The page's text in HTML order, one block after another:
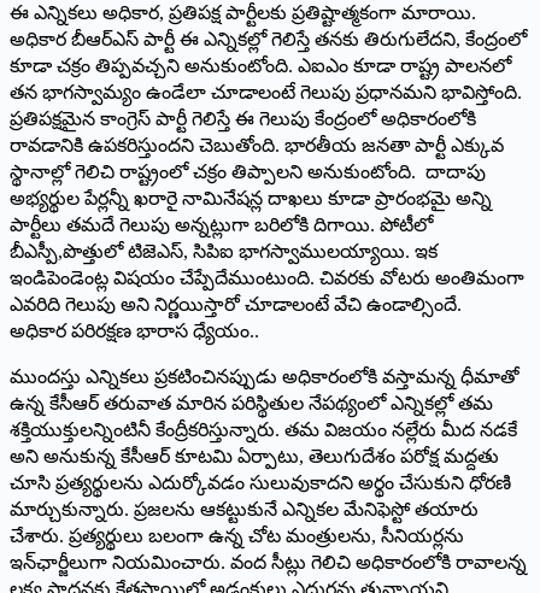
ఈ ఎన్నికలు అధికార, ప్రతిపక్ష పార్టీలకు ప్రతిష్టాత్మకంగా మారాయి.
అధికార బీఆర్‌ఎస్‌ పార్టీ ఈ ఎన్నికల్లో గెలిస్తే తనకు తిరుగులేదని, కేంద్రంలో
కూడా చక్రం తిప్పవచ్చని అనుకుంటోంది. ఎఐఎం కూడా రాష్ట్ర పాలనలో
తన భాగస్వామ్యం ఉండేలా చూడాలంటే గెలుపు ప్రధానమని భావిస్తోంది.
ప్రతిపక్షమైన కాంగ్రెస్‌ పార్టీ గెలిస్తే ఈ గెలుపు కేంద్రంలో అధికారంలోకి
రావడానికి ఉపకరిస్తుందని చెబుతోంది. భారతీయ జనతా పార్టీ ఎక్కువ
స్థానాల్లో గెలిచి రాష్ట్రంలో చక్రం తిప్పాలని అనుకుంటోంది. దాదాపు
అభ్యర్థుల పేర్లన్నీ ఖరారై నామినేషన్ల దాఖలు కూడా ప్రారంభమై అన్ని
పార్టీలు తమదే గెలుపు అన్నట్లుగా బరిలోకి దిగాయి. పోటీలో
బీఎస్పీ,పొత్తులో టిజెఎస్‌, సిపిఐ భాగస్వాములయ్యాయి. ఇక
ఇండిపెండెంట్ల విషయం చేప్పేదేముంటుంది. చివరకు వోటరు అంతిమంగా
ఎవరిది గెలుపు అని నిర్ణయిస్తారో చూడాలంటే వేచి ఉండాల్సిందే.
అధికార పరిరక్షణ భారాస ధ్యేయం..
ముందస్తు ఎన్నికలు ప్రకటించినప్పుడు అధికారంలోకి వస్తామన్న ధీమాతో
ఉన్న కేసీఆర్‌ తరువాత మారిన పరిస్థితుల నేపథ్యంలో ఎన్నికల్లో తమ
శక్తియుక్తులన్నింటినీ కేంద్రీకరిస్తున్నారు. తమ విజయం నల్లేరు మీద నడకే
అని అనుకున్న కేసీఆర్‌ కూటమి ఏర్పాటు, తెలుగుదేశం పరోక్ష మద్దతు
చూసి ప్రత్యర్థులను ఎదుర్కోవడం సులువుకాదని అర్థం చేసుకుని ధోరణి
మార్చుకున్నారు. ప్రజలను ఆకట్టుకునే ఎన్నికల మేనిఫెస్టో తయారు
చేశారు. ప్రత్యర్థులు బలంగా ఉన్న చోట మంత్రులను, సీనియర్లను
ఇన్‌ఛార్జీలుగా నియమించారు. వంద సీట్లు గెలిచి అధికారంలోకి రావాలన్న
లక్ష్య సాధనకు క్షేత్రస్థాయిలో అడ్డంకులు ఎదురవు తున్నాయని